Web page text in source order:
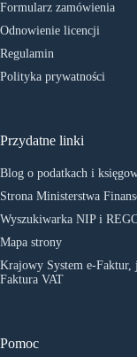
Formularz zamówienia
Odnowienie licencji
Regulamin
Polityka prywatności
Przydatne linki
Blog o podatkach i
Strona Ministerstwa
Wyszukiwarka NIP i
Mapa strony
Krajowy System e-Faktur,
Faktura VAT
Pomoc